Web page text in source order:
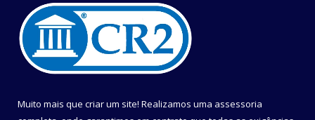
Muito mais que criar um site! Realizamos uma assessoria